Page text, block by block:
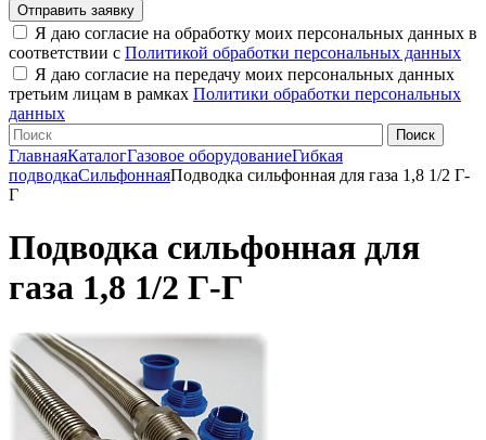
Я даю согласие на обработку моих персональных данных в
соответствии с Политикой обработки персональных данных
Я даю согласие на передачу моих персональных данных
третьим лицам в рамках Политики обработки персональных
данных
ГлавнаяКаталогГазовое оборудованиеГибкая
подводкаСильфоннаяПодводка сильфонная для газа 1,8 1/2 Г-
Г
Подводка сильфонная для
газа 1,8 1/2 Г-Г